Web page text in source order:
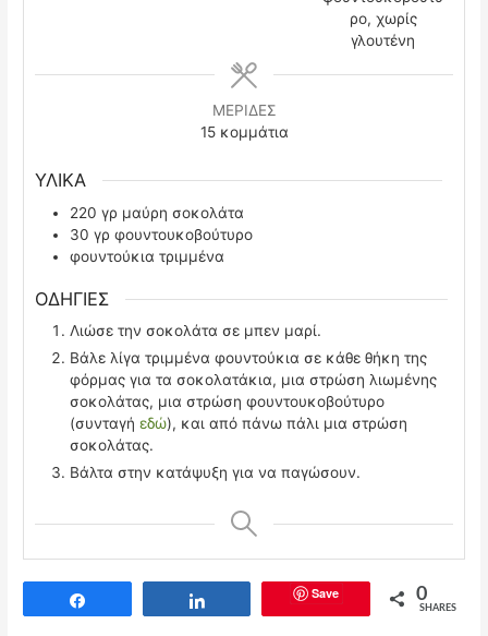
ρο, χωρίς
γλουτένη
ΜΕΡΙΔΕΣ
15 κομμάτια
ΥΛΙΚΑ
220 γρ μαύρη σοκολάτα
30 γρ φουντουκοβούτυρο
φουντούκια τριμμένα
ΟΔΗΓΙΕΣ
Λιώσε την σοκολάτα σε μπεν μαρί.
Βάλε λίγα τριμμένα φουντούκια σε κάθε θήκη της
φόρμας για τα σοκολατάκια, μια στρώση λιωμένης
σοκολάτας, μια στρώση φουντουκοβούτυρο
(συνταγήεδώ), και από πάνω πάλι μια στρώση
σοκολάτας.
Βάλτα στην κατάψυξη για να παγώσουν.
Save 0
SHARES